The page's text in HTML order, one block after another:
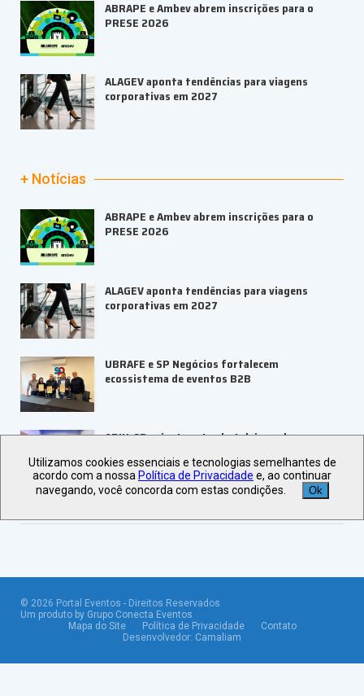
ABRAPE e Ambev abrem inscrições para o
PRESE 2026
ALAGEV aponta tendências para viagens
corporativas em 2027
+ Notícias
ABRAPE e Ambev abrem inscrições para o
PRESE 2026
ALAGEV aponta tendências para viagens
corporativas em 2027
UBRAFE e SP Negócios fortalecem
ecossistema de eventos B2B
ABIH-SP orienta setor hoteleiro sobre
Últimas Notícias
© 2026 Portal Eventos - Direitos Reservados
Um produto by Grupo Conecta Eventos
Mapa do Site
Política de Privacidade
Contato
Desenvolvedor: Camaliam
Utilizamos cookies essenciais e tecnologias semelhantes de
acordo com a nossa Política de Privacidade e, ao continuar
navegando, você concorda com estas condições.
Ok